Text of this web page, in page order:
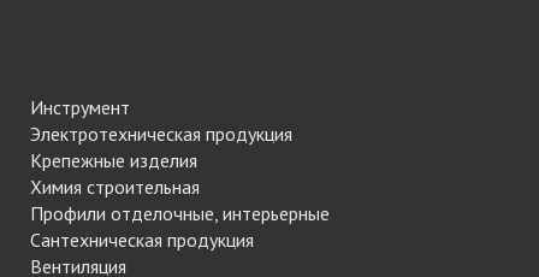
Инструмент
Электротехническая продукция
Крепежные изделия
Химия строительная
Профили отделочные, интерьерные
Сантехническая продукция
Вентиляция